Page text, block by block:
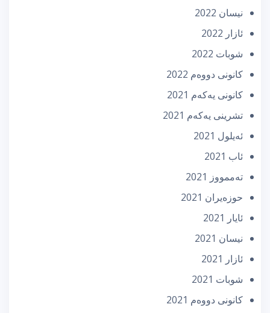
نیسان 2022
ئازار 2022
شوبات 2022
كانونی دووه‌م 2022
كانونی یه‌كه‌م 2021
تشرینی یه‌كه‌م 2021
ئه‌یلول 2021
ئاب 2021
تەممووز 2021
حوزه‌یران 2021
ئایار 2021
نیسان 2021
ئازار 2021
شوبات 2021
كانونی دووه‌م 2021